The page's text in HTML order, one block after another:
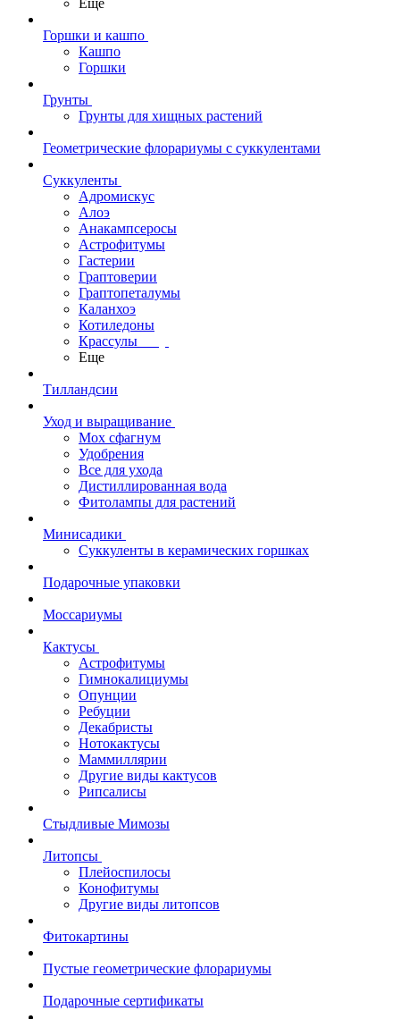
Еще
Горшки и кашпо
Кашпо
Горшки
Грунты
Грунты для хищных растений
Геометрические флорариумы с суккулентами
Суккуленты
Адромискус
Алоэ
Анакампсеросы
Астрофитумы
Гастерии
Граптоверии
Граптопеталумы
Каланхоэ
Котиледоны
Крассулы
Еще
Тилландсии
Уход и выращивание
Мох сфагнум
Удобрения
Все для ухода
Дистиллированная вода
Фитолампы для растений
Минисадики
Суккуленты в керамических горшках
Подарочные упаковки
Моссариумы
Кактусы
Астрофитумы
Гимнокалициумы
Опунции
Ребуции
Декабристы
Нотокактусы
Маммиллярии
Другие виды кактусов
Рипсалисы
Стыдливые Мимозы
Литопсы
Плейоспилосы
Конофитумы
Другие виды литопсов
Фитокартины
Пустые геометрические флорариумы
Подарочные сертификаты